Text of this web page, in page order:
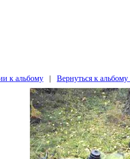
к альбому | Вернуться к